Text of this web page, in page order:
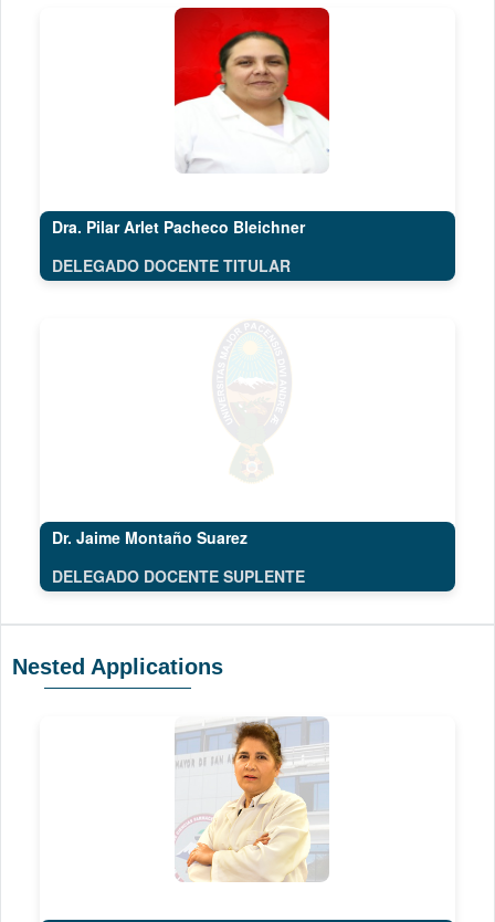
Dra. Pilar Arlet Pacheco Bleichner
DELEGADO DOCENTE TITULAR
Dr. Jaime Montaño Suarez
DELEGADO DOCENTE SUPLENTE
Nested Applications